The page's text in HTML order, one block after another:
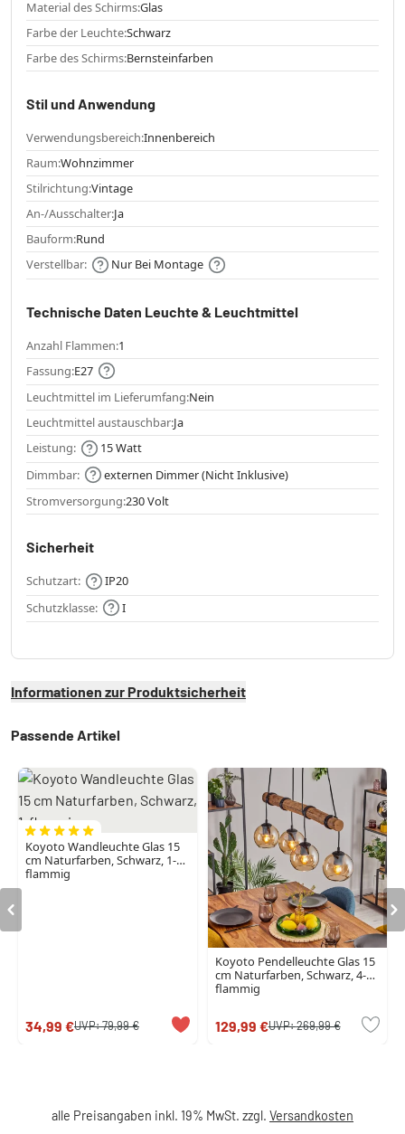
Material des Schirms:Glas
Farbe der Leuchte:Schwarz
Farbe des Schirms:Bernsteinfarben
Stil und Anwendung
Verwendungsbereich:Innenbereich
Raum:Wohnzimmer
Stilrichtung:Vintage
An-/Ausschalter:Ja
Bauform:Rund
Verstellbar:
Nur Bei Montage
Technische Daten Leuchte & Leuchtmittel
Anzahl Flammen:1
Fassung:E27
Leuchtmittel im Lieferumfang:Nein
Leuchtmittel austauschbar:Ja
Leistung:
15 Watt
Dimmbar:
externen Dimmer (Nicht Inklusive)
Stromversorgung:230 Volt
Sicherheit
Schutzart:
IP20
Schutzklasse:
I
Informationen zur Produktsicherheit
Passende Artikel
Koyoto Wandleuchte Glas 15
cm Naturfarben, Schwarz, 1-
flammig
34,99 €UVP:79,99 €
Koyoto Pendelleuchte Glas 15
cm Naturfarben, Schwarz, 4-
flammig
129,99 €UVP:269,99 €
alle Preisangaben inkl. 19% MwSt. zzgl. Versandkosten